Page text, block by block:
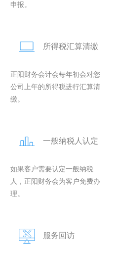
申报。
所得税汇算清缴
正阳财务会计会每年初会对您
公司上年的所得税进行汇算清
缴。
一般纳税人认定
如果客户需要认定一般纳税
人，正阳财务会为客户免费办
理。
服务回访